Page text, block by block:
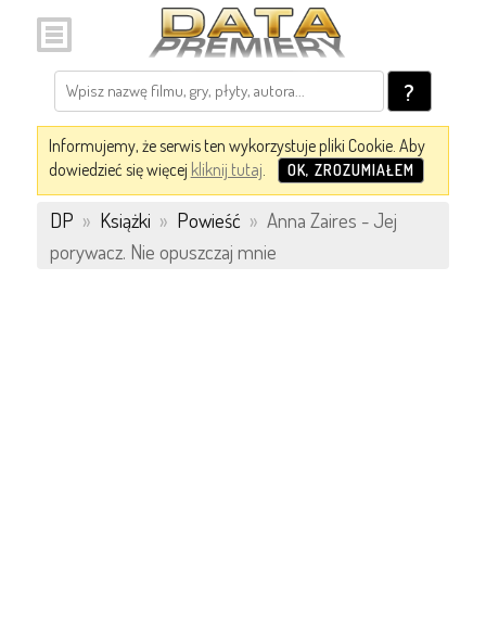
?
Informujemy, że serwis ten wykorzystuje pliki Cookie. Aby
dowiedzieć się więcej kliknij tutaj. OK, ZROZUMIAŁEM
DP » Książki » Powieść » Anna Zaires - Jej
porywacz. Nie opuszczaj mnie